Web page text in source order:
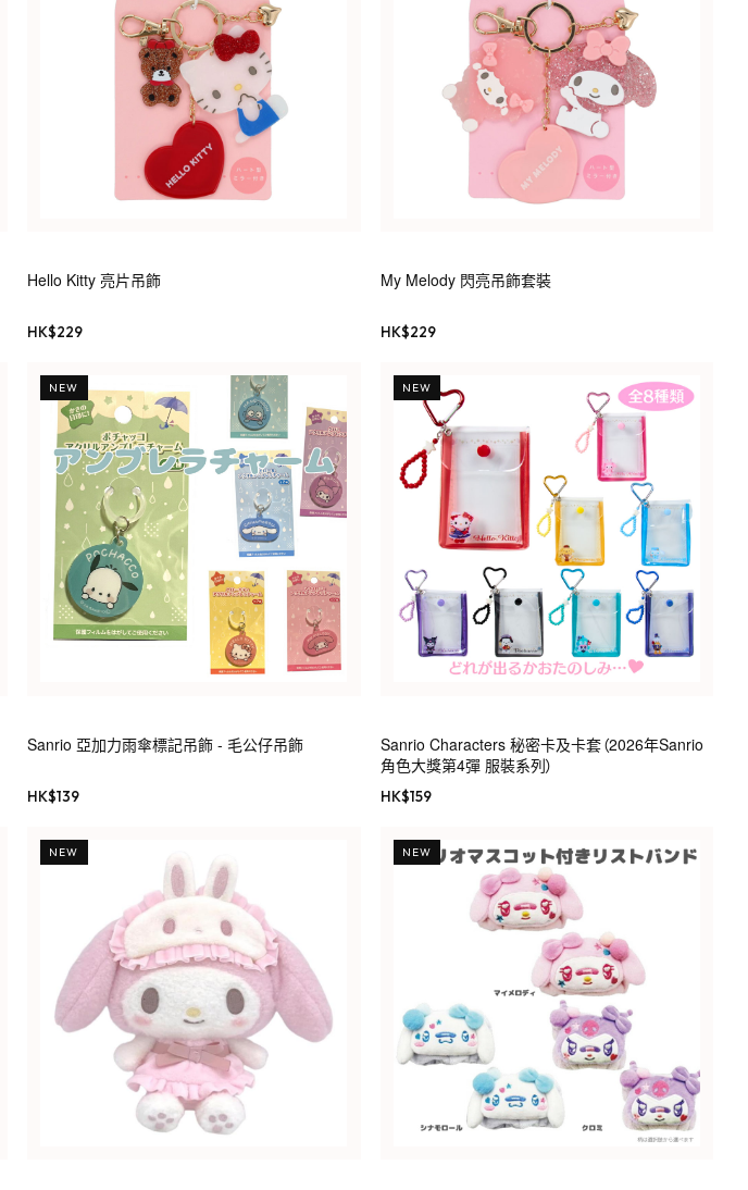
Hello Kitty 亮片吊飾
HK$229
My Melody 閃亮吊飾套裝
HK$229
NEW
Sanrio 亞加力雨傘標記吊飾 - 毛公仔吊飾
HK$139
NEW
Sanrio Characters 秘密卡及卡套（2026年Sanrio
角色大獎第4彈 服裝系列）
HK$159
NEW NEW